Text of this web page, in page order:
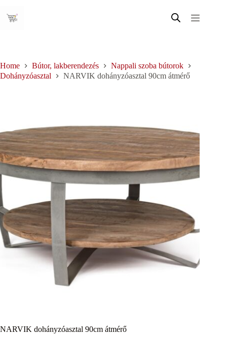
content
Home Bútor, lakberendezés
Nappali szoba bútorok
Dohányzóasztal
NARVIK dohányzóasztal 90cm átmérő
NARVIK dohányzóasztal 90cm átmérő